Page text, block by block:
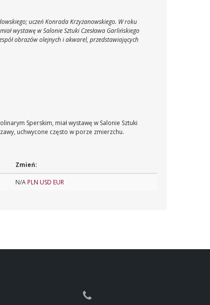
uczeń Konrada Krzyżanowskiego. W roku
wystawę w Salonie Sztuki Czesława Garlińskiego
obrazów olejnych i akwarel, przedstawiających
Sperskim, miał wystawę w Salonie Sztuki
uchwycone często w porze zmierzchu.
Zmień:
N/APLN USD EUR